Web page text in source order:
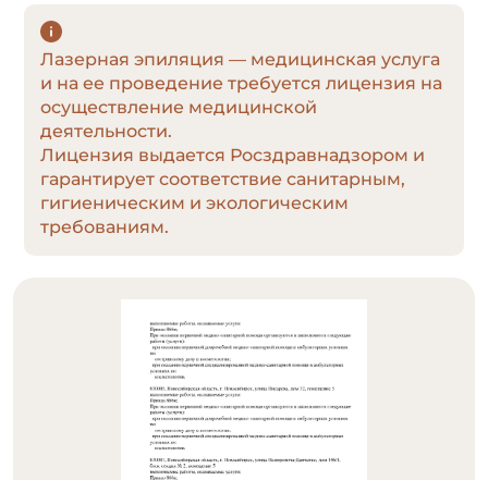
Лазерная эпиляция — медицинская услуга
и на ее проведение требуется лицензия на
осуществление медицинской
деятельности.
Лицензия выдается Росздравнадзором и
гарантирует соответствие санитарным,
гигиеническим и экологическим
требованиям.